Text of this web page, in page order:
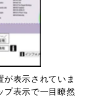
表示されていま
プ表示で一目瞭然